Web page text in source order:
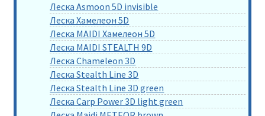
Леска Asmoon 5D invisible
Леска Хамелеон 5D
Леска MAIDI Хамелеон 5D
Леска MAIDI STEALTH 9D
Леска Chameleon 3D
Леска Stealth Line 3D
Леска Stealth Line 3D green
Леска Carp Power 3D light green